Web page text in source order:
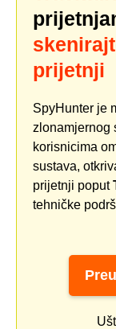
prijetnji
SpyHunter je
zlonamjernog
korisnicima
sustava,
prijetnji poput
tehničke